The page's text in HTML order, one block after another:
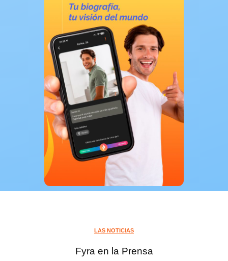
LAS NOTICIAS
Fyra en la Prensa